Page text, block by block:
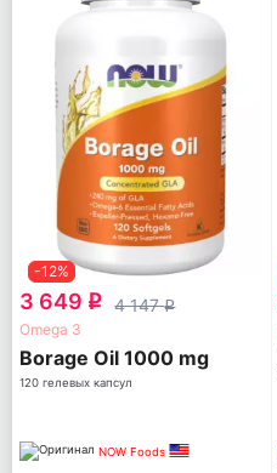
-12%
3 649 q 4 147q
Omega 3
Borage Oil 1000 mg
120 гелевых капсул
NOW Foods